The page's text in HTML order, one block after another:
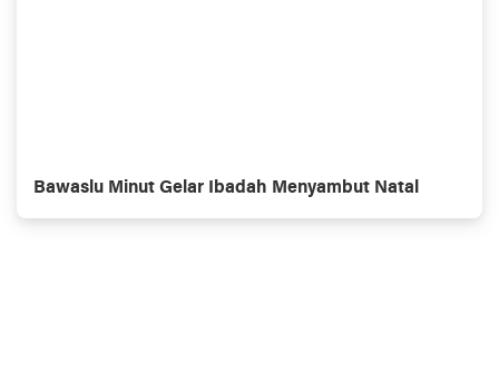
Bawaslu Minut Gelar Ibadah Menyambut Natal